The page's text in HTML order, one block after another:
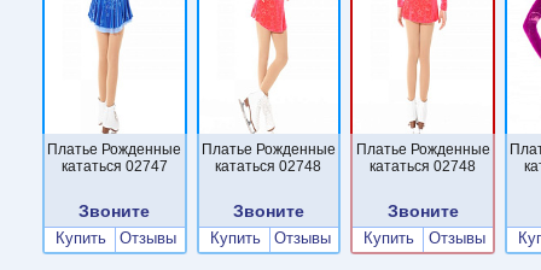
Платье Рожденные
кататься 02747
Звоните
Купить Отзывы
Платье Рожденные
кататься 02748
Звоните
Купить Отзывы
Платье Рожденные
кататься 02748
Звоните
Купить Отзывы